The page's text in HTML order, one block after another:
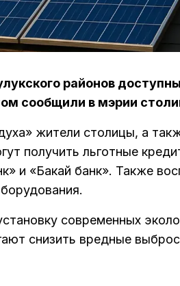
районов
сообщили в мэрии
жители столицы, а
получить льготные
и «Бакай банк». Также
современных
снизить вредные